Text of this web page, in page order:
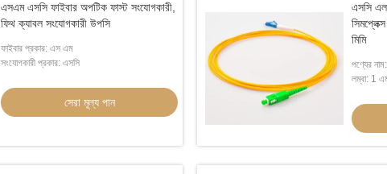
এসএম এসসি ফাইবার অপটিক ফাস্ট সংযোগকারী,
ফিথ ক্যাবল সংযোগকারী উপসি
ফাইবার প্রকার: এস এম
সংযোগকারী প্রকার: এসসি
সেরা মূল্য পান
এসসি
মিমি
পণ্যের
ইউপিসি 2
লম্বা: 1